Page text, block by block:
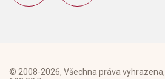
© 2008-2026, Všechna práva vyhrazena,